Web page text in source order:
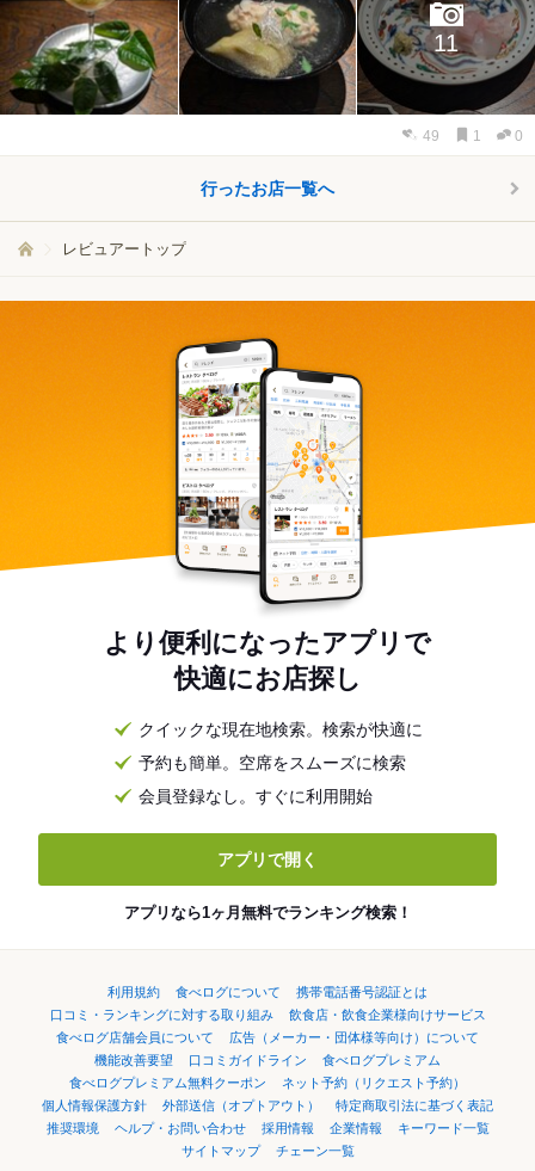
11
49 1 0
行ったお店一覧へ
レビュアートップ
より便利になったアプリで
快適にお店探し
クイックな現在地検索。検索が快適に
予約も簡単。空席をスムーズに検索
会員登録なし。すぐに利用開始
アプリで開く
アプリなら1ヶ月無料でランキング検索！
利用規約 食べログについて
携帯電話番号認証とは
口コミ・ランキングに対する取り組み
飲食店・飲食企業様向けサービス
食べログ店舗会員について
広告（メーカー・団体様等向け）について
機能改善要望
口コミガイドライン
食べログプレミアム
食べログプレミアム無料クーポン
ネット予約（リクエスト予約）
個人情報保護方針
外部送信（オプトアウト）
特定商取引法に基づく表記
推奨環境
ヘルプ・お問い合わせ 採用情報 企業情報
キーワード一覧
サイトマップ
チェーン一覧